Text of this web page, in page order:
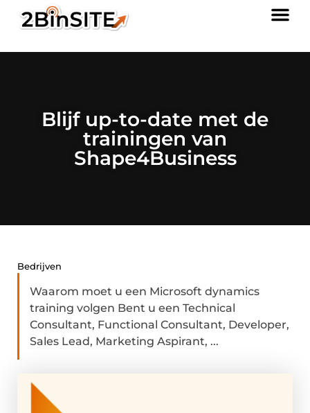
Blijf up-to-date met de
trainingen van
Shape4Business
Bedrijven
Waarom moet u een Microsoft dynamics
training volgen Bent u een Technical
Consultant, Functional Consultant, Developer,
Sales Lead, Marketing Aspirant, ...